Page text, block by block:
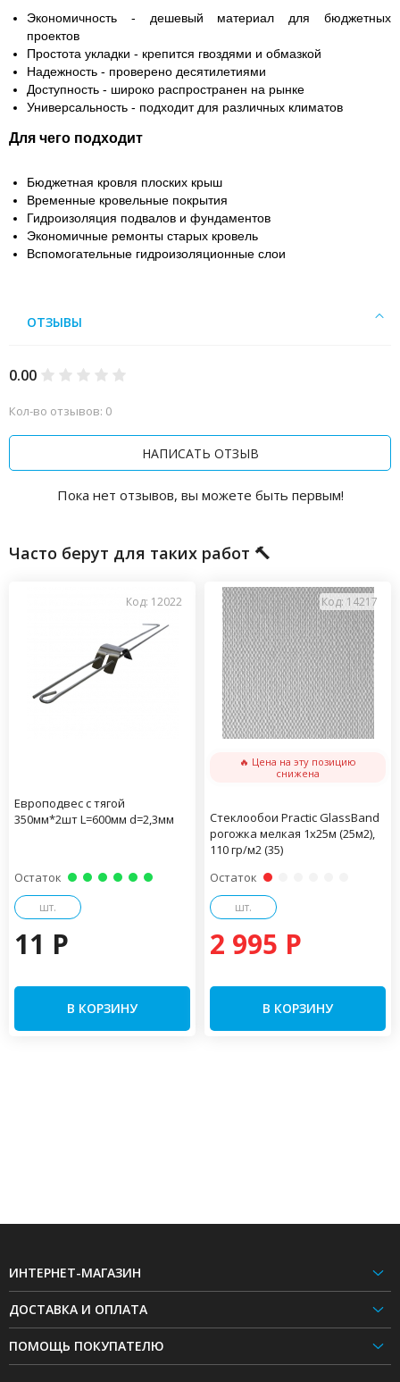
Экономичность - дешевый материал для бюджетных
проектов
Простота укладки - крепится гвоздями и обмазкой
Надежность - проверено десятилетиями
Доступность - широко распространен на рынке
Универсальность - подходит для различных климатов
Для чего подходит
Бюджетная кровля плоских крыш
Временные кровельные покрытия
Гидроизоляция подвалов и фундаментов
Экономичные ремонты старых кровель
Вспомогательные гидроизоляционные слои
ОТЗЫВЫ
0.00
Кол-во отзывов: 0
НАПИСАТЬ ОТЗЫВ
Пока нет отзывов, вы можете быть первым!
Часто берут для таких работ 🔨
Код: 12022
Европодвес с тягой
350мм*2шт L=600мм d=2,3мм
Остаток
шт.
11 P
В КОРЗИНУ
Код: 14217
🔥 Цена на эту позицию
снижена
Стеклообои Practiс GlassBand
рогожка мелкая 1х25м (25м2),
110 гр/м2 (35)
Остаток
шт.
2 995 P
В КОРЗИНУ
ИНТЕРНЕТ-МАГАЗИН
ДОСТАВКА И ОПЛАТА
ПОМОЩЬ ПОКУПАТЕЛЮ